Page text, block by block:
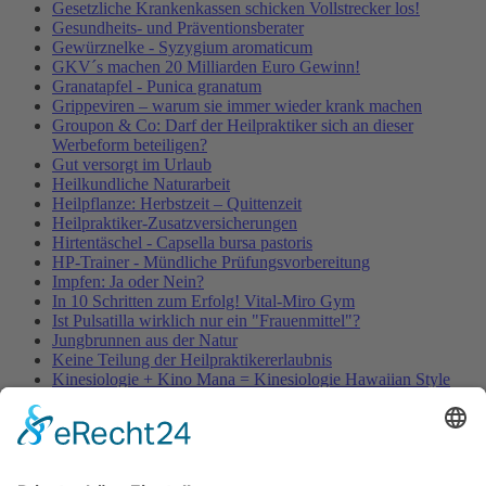
Gesetzliche Krankenkassen schicken Vollstrecker los!
Gesundheits- und Präventionsberater
Gewürznelke - Syzygium aromaticum
GKV´s machen 20 Milliarden Euro Gewinn!
Granatapfel - Punica granatum
Grippeviren – warum sie immer wieder krank machen
Groupon & Co: Darf der Heilpraktiker sich an dieser
Werbeform beteiligen?
Gut versorgt im Urlaub
Heilkundliche Naturarbeit
Heilpflanze: Herbstzeit – Quittenzeit
Heilpraktiker-Zusatzversicherungen
Hirtentäschel - Capsella bursa pastoris
HP-Trainer - Mündliche Prüfungsvorbereitung
Impfen: Ja oder Nein?
In 10 Schritten zum Erfolg! Vital-Miro Gym
Ist Pulsatilla wirklich nur ein "Frauenmittel"?
Jungbrunnen aus der Natur
Keine Teilung der Heilpraktikererlaubnis
Kinesiologie + Kino Mana = Kinesiologie Hawaiian Style
Kleine Würmer als Wunderheiler
Knoblauch - Allium sativum